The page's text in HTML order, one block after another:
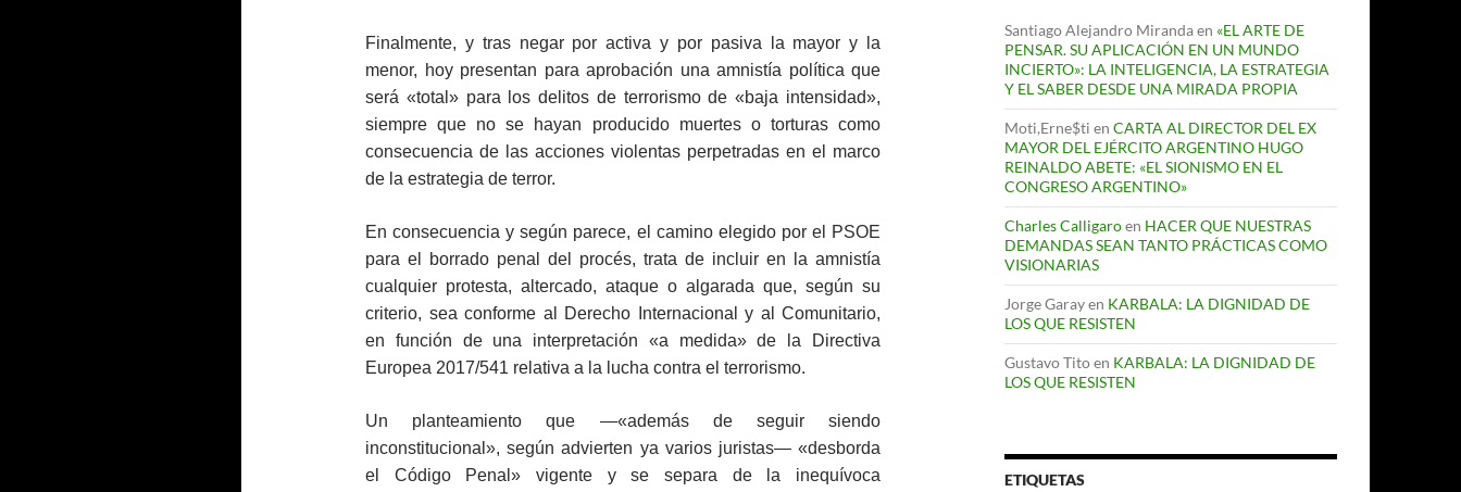
Finalmente, y tras negar por activa y por pasiva la mayor y la
menor, hoy presentan para aprobación una amnistía política que
será «total» para los delitos de terrorismo de «baja intensidad»,
siempre que no se hayan producido muertes o torturas como
consecuencia de las acciones violentas perpetradas en el marco
de la estrategia de terror.
En consecuencia y según parece, el camino elegido por el PSOE
para el borrado penal del procés, trata de incluir en la amnistía
cualquier protesta, altercado, ataque o algarada que, según su
criterio, sea conforme al Derecho Internacional y al Comunitario,
en función de una interpretación «a medida» de la Directiva
Europea 2017/541 relativa a la lucha contra el terrorismo.
Un planteamiento que ―«además de seguir siendo
inconstitucional», según advierten ya varios juristas― «desborda
el Código Penal» vigente y se separa de la inequívoca
Santiago Alejandro Mirandaen «EL ARTE DE
PENSAR. SU APLICACIÓN EN UN MUNDO
INCIERTO»: LA INTELIGENCIA, LA ESTRATEGIA
Y EL SABER DESDE UNA MIRADA PROPIA
Moti,Erne$ti en CARTA AL DIRECTOR DEL EX
MAYOR DEL EJÉRCITO ARGENTINO HUGO
REINALDO ABETE: «EL SIONISMO EN EL
CONGRESO ARGENTINO»
Charles Calligaroen HACER QUE NUESTRAS
DEMANDAS SEAN TANTO PRÁCTICAS COMO
VISIONARIAS
Jorge Garayen KARBALA: LA DIGNIDAD DE
LOS QUE RESISTEN
Gustavo Titoen KARBALA: LA DIGNIDAD DE
LOS QUE RESISTEN
ETIQUETAS